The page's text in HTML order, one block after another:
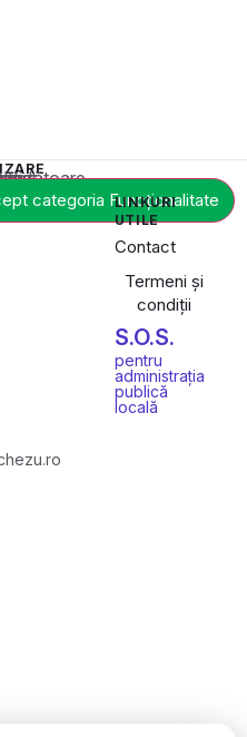
categoria Funcționalitate
LINKURI
UTILE
Contact
Termeni și
condiții
S.O.S.
pentru
administrația
publică
locală